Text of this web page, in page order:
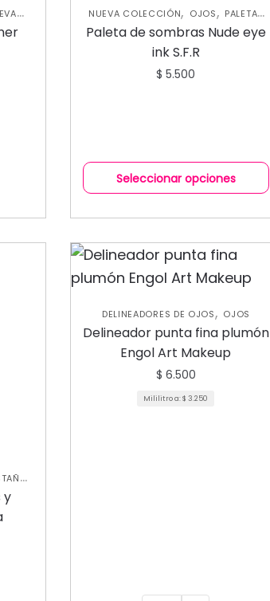
NUEVA COLECCIÓN, OJOS, PALETAS
DE SOMBRAS
Paleta de sombras Nude eye
ink S.F.R
$ 5.500
Seleccionar opciones
y
DELINEADORES DE OJOS, OJOS
Delineador punta fina plumón
Engol Art Makeup
$ 6.500
Mililitro a:$ 3.250